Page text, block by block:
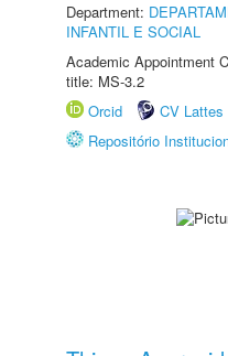
Department:
INFANTIL E SOCIAL
Academic Appointment
title: MS-3.2
Orcid
CV Lattes
Repositório